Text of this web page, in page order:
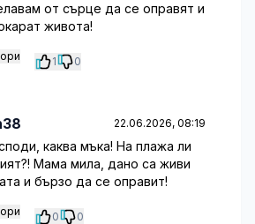
от сърце да се оправят и
живота!
1 0
22.06.2026, 08:19
каква мъка! На плажа ли
Мама мила, дано са живи
и бързо да се оправит!
0 0